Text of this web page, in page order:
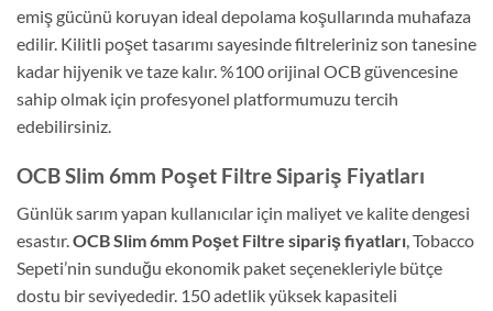
emiş gücünü koruyan ideal depolama koşullarında muhafaza
edilir. Kilitli poşet tasarımı sayesinde filtreleriniz son tanesine
kadar hijyenik ve taze kalır. %100 orijinal OCB güvencesine
sahip olmak için profesyonel platformumuzu tercih
edebilirsiniz.
OCB Slim 6mm Poşet Filtre Sipariş Fiyatları
Günlük sarım yapan kullanıcılar için maliyet ve kalite dengesi
esastır.OCB Slim 6mm Poşet Filtre sipariş fiyatları, Tobacco
Sepeti’nin sunduğu ekonomik paket seçenekleriyle bütçe
dostu bir seviyededir. 150 adetlik yüksek kapasiteli